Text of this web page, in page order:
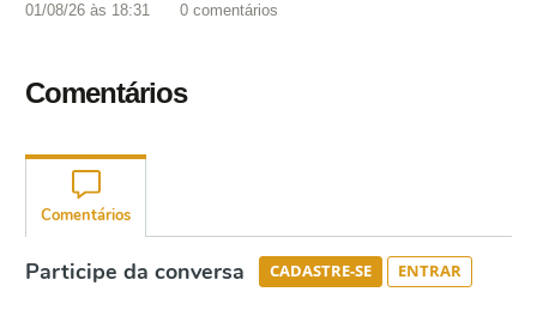
01/08/26 às 18:31 0 comentários
Comentários